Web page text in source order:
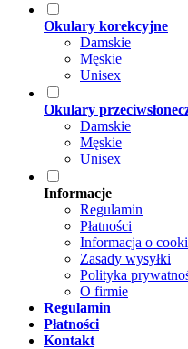
Okulary korekcyjne
Damskie
Męskie
Unisex
Okulary
Damskie
Męskie
Unisex
Informacje
Regulamin
Płatności
Informacja o
Zasady wysyłki
Polityka
O firmie
Regulamin
Płatności
Kontakt